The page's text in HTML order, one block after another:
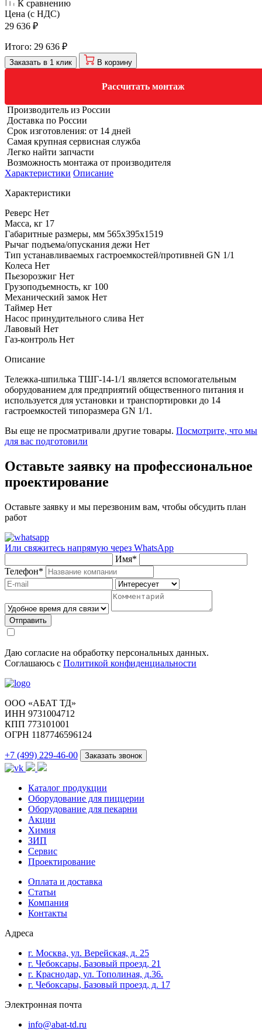
К сравнению
Цена (с НДС)
29 636 ₽
Итого: 29 636 ₽
Заказать в 1 клик В корзину
Рассчитать монтаж
Производитель из России
Доставка по России
Срок изготовления: от 14 дней
Самая крупная сервисная служба
Легко найти запчасти
Возможность монтажа от производителя
Характеристики Описание
Характеристики
Реверс Нет
Масса, кг 17
Габаритные размеры, мм 565х395х1519
Рычаг подъема/опускания дежи Нет
Тип устанавливаемых гастроемкостей/противней GN 1/1
Колеса Нет
Пьезорозжиг Нет
Грузоподъемность, кг 100
Механический замок Нет
Таймер Нет
Насос принудительного слива Нет
Лавовый Нет
Газ-контроль Нет
Описание
Тележка-шпилька ТШГ-14-1/1 является вспомогательным
оборудованием для предприятий общественного питания и
используется для установки и транспортировки до 14
гастроемкостей типоразмера GN 1/1.
Вы еще не просматривали другие товары. Посмотрите, что мы
для вас подготовили
Оставьте заявку на профессиональное
проектирование
Оставьте заявку и мы перезвоним вам, чтобы обсудить план
работ
Или свяжитесь напрямую через WhatsApp
Имя*
Телефон*
Отправить
Даю согласие на обработку персональных данных.
Соглашаюсь с Политикой конфиденциальности
ООО «АБАТ ТД»
ИНН 9731004712
КПП 773101001
ОГРН 1187746596124
+7 (499) 229-46-00 Заказать звонок
Каталог продукции
Оборудование для пиццерии
Оборудование для пекарни
Акции
Химия
ЗИП
Сервис
Проектирование
Оплата и доставка
Cтатьи
Компания
Контакты
Адреса
г. Москва, ул. Верейская, д. 25
г. Чебоксары, Базовый проезд, 21
г. Краснодар, ул. Тополиная, д.36.
г. Чебоксары, Базовый проезд, д. 17
Электронная почта
info@abat-td.ru